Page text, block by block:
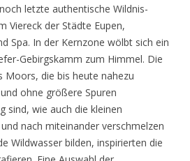
letzte authentische Wildnis-
Viereck der Städte Eupen,
Spa. In der Kernzone wölbt sich ein
Gebirgskamm zum Himmel. Die
Moors, die bis heute nahezu
ohne größere Spuren
sind, wie auch die kleinen
nach miteinander verschmelzen
Wildwasser bilden, inspirierten die